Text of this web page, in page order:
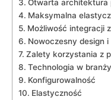
Otwarta architektura⁢
Maksymalna
Możliwość integracji
Nowoczesny⁢ design
Zalety korzystania z
Technologia w
Konfigurowalność
Elastyczność